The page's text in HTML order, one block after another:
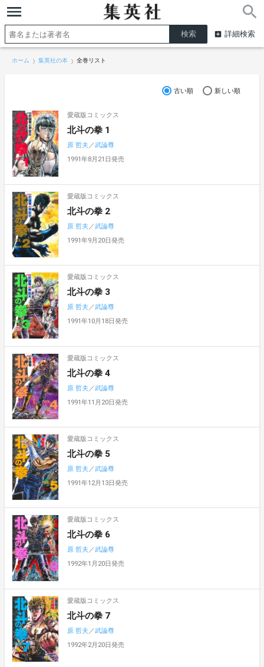
詳細検索
ホーム 集英社の本 全巻リスト
古い順 新しい順
愛蔵版コミックス
北斗の拳 1
原 哲夫 ／武論尊
1991年8月21日発売
愛蔵版コミックス
北斗の拳 2
原 哲夫 ／武論尊
1991年9月20日発売
愛蔵版コミックス
北斗の拳 3
原 哲夫 ／武論尊
1991年10月18日発売
愛蔵版コミックス
北斗の拳 4
原 哲夫 ／武論尊
1991年11月20日発売
愛蔵版コミックス
北斗の拳 5
原 哲夫 ／武論尊
1991年12月13日発売
愛蔵版コミックス
北斗の拳 6
原 哲夫 ／武論尊
1992年1月20日発売
愛蔵版コミックス
北斗の拳 7
原 哲夫 ／武論尊
1992年2月20日発売